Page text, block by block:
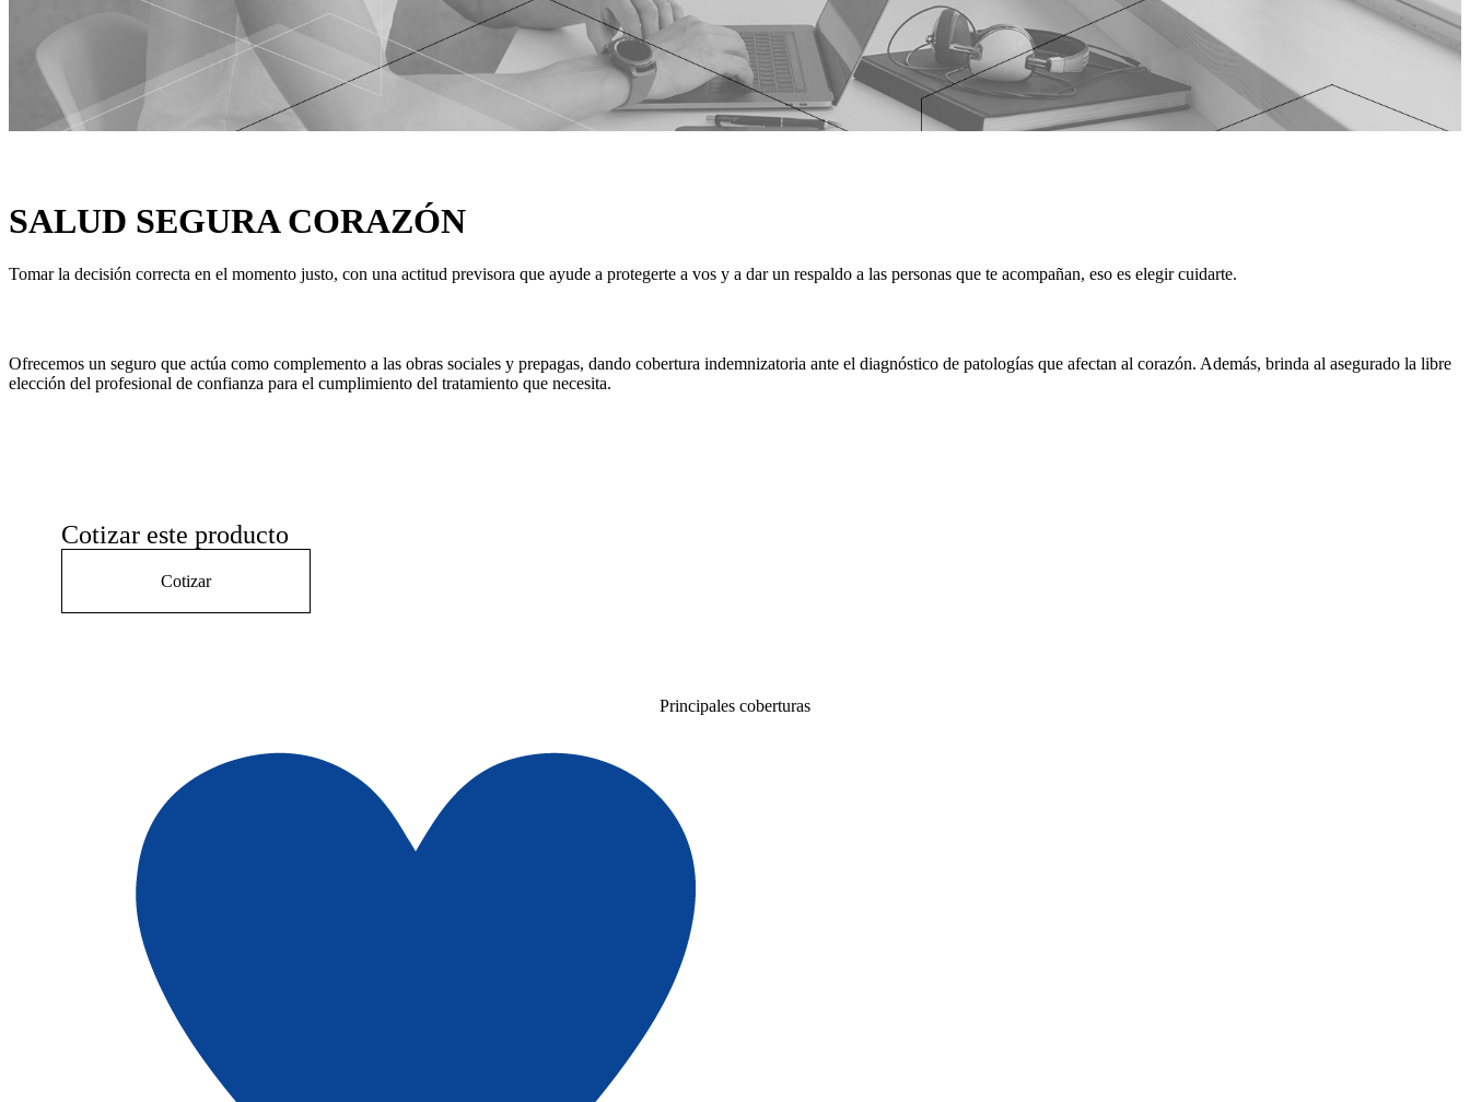
SALUD SEGURA CORAZÓN
Tomar la decisión correcta en el momento justo, con una actitud previsora que ayude a protegerte a vos y a dar un respaldo a las personas que te acompañan, eso es elegir cuidarte.
Ofrecemos un seguro que actúa como complemento a las obras sociales y prepagas, dando cobertura indemnizatoria ante el diagnóstico de patologías que afectan al corazón. Además, brinda al asegurado la libre
elección del profesional de confianza para el cumplimiento del tratamiento que necesita.
Cotizar este producto
Cotizar
Principales coberturas